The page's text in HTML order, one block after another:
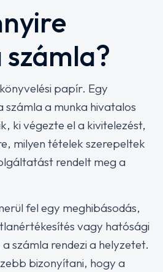
papír. Egy
számla a munka hivatalos
ki végezte el a kivitelezést,
milyen tételek szerepeltek
rendelt meg a
fel egy meghibásodás,
vagy hatósági
számla rendezi a helyzetet.
bizonyítani, hogy a